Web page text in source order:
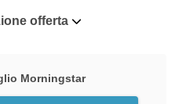
offerta
Morningstar